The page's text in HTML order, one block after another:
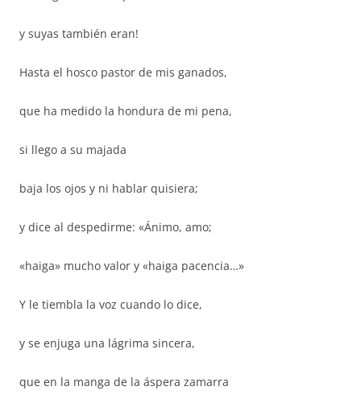
y suyas también eran!
Hasta el hosco pastor de mis ganados,
que ha medido la hondura de mi pena,
si llego a su majada
baja los ojos y ni hablar quisiera;
y dice al despedirme: «Ánimo, amo;
«haiga» mucho valor y «haiga pacencia…»
Y le tiembla la voz cuando lo dice,
y se enjuga una lágrima sincera,
que en la manga de la áspera zamarra